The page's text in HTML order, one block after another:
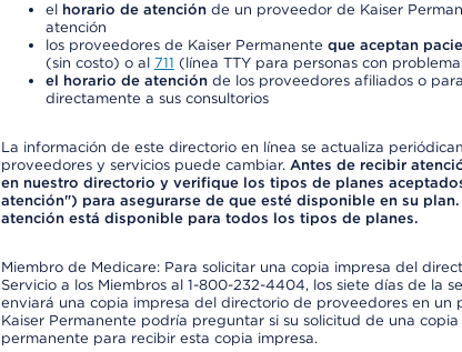
el horario de atenciónde un proveedor de Kaiser
atención
los proveedores de Kaiser Permanente que aceptan
(sin costo) o al 711 (línea TTY para personas con
el horario de atenciónde los proveedores afiliados o
directamente a sus consultorios
La información de este directorio en línea se actualiza
proveedores y servicios puede cambiar. Antes de recibir
en nuestro directorio y verifique los tipos de planes
atención") para asegurarse de que esté disponible en su
atención está disponible para todos los tipos de planes.
Miembro de Medicare: Para solicitar una copia impresa del
Servicio a los Miembros al 1-800-232-4404, los siete días de la
enviará una copia impresa del directorio de proveedores en un
Kaiser Permanente podría preguntar si su solicitud de una
permanente para recibir esta copia impresa.